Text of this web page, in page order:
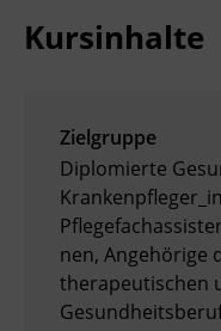
Kursinhalte
Zielgruppe
Diplomierte
nen, Angehörige
therapeutischen